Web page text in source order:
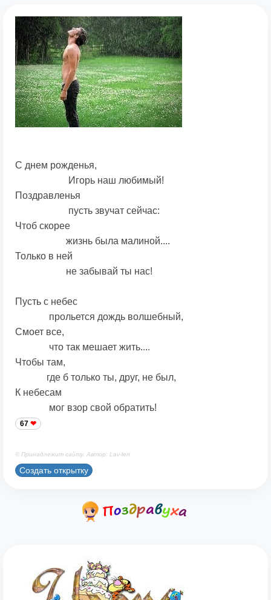
С днем рожденья,
Игорь наш любимый!
Поздравленья
пусть звучат сейчас:
Чтоб скорее
жизнь была малиной....
Только в ней
не забывай ты нас!
Пусть с небес
прольется дождь волшебный,
Смоет все,
что так мешает жить....
Чтобы там,
где б только ты, друг, не был,
К небесам
мог взор свой обратить!
67
© Принадлежит сайту. Автор: Lav-len
Создать открытку